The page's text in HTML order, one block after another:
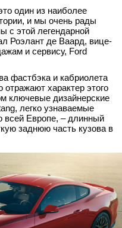
один из наиболее
и мы очень рады
с этой легендарной
Роэлант де Ваард, вице-
и сервису, Ford
фастбэка и кабриолета
характер этого
ключевые дизайнерские
легко узнаваемые
Европе, – длинный
заднюю часть кузова в